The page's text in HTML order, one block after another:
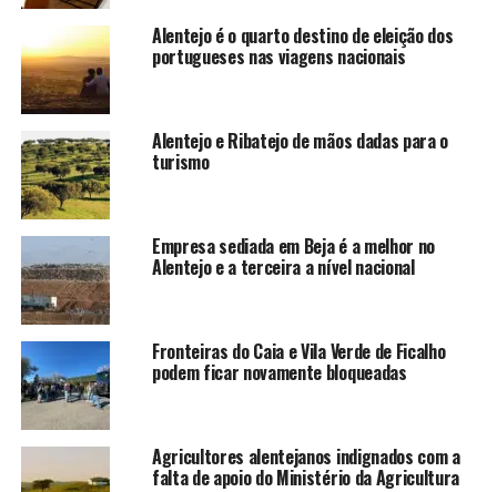
Alentejo é o quarto destino de eleição dos
portugueses nas viagens nacionais
Alentejo e Ribatejo de mãos dadas para o
turismo
Empresa sediada em Beja é a melhor no
Alentejo e a terceira a nível nacional
Fronteiras do Caia e Vila Verde de Ficalho
podem ficar novamente bloqueadas
Agricultores alentejanos indignados com a
falta de apoio do Ministério da Agricultura